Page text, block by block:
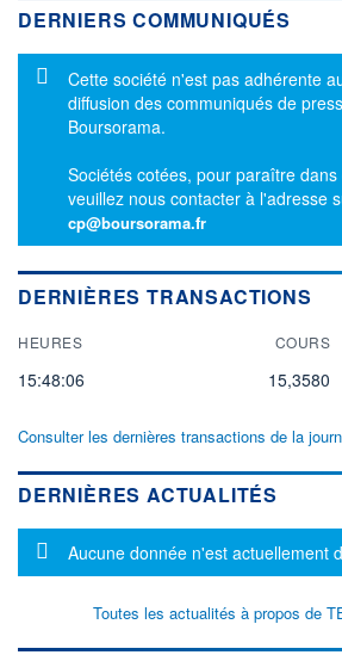
DERNIERS COMMUNIQUÉS
Message d'information
Cette société n'est pas adhérente
diffusion des communiqués de
Boursorama.
Sociétés cotées, pour paraître
veuillez nous contacter à l'adresse
cp@boursorama.fr
DERNIÈRES TRANSACTIONS
HEURES COURS
15:48:06 15,3580
Consulter les dernières transactions de la
DERNIÈRES ACTUALITÉS
Message d'information
Aucune donnée n'est actuellement
Toutes les actualités à propos de